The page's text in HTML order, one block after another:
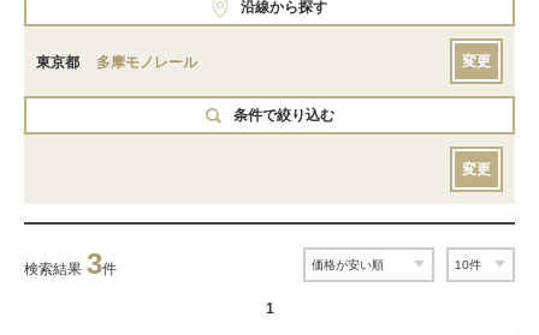
沿線から探す
東京都 多摩モノレール 変更
条件で絞り込む
変更
検索結果 3件
1